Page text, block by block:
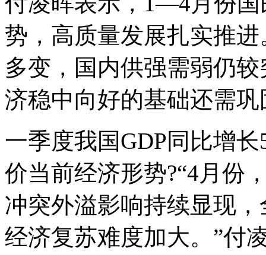
势，高质量发展扎实推
多变，国内供强需弱仍
济稳中向好的基础还需巩
一季度我国GDP同比增
价当前经济形势?“4月份
冲突外溢影响持续显现
经济复苏难度加大。”付